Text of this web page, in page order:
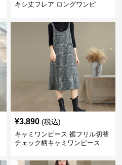
キシ丈フレア ロングワンピ
¥3,890 (税込)
キャミワンピース 裾フリル切替
チェック柄キャミワンピース